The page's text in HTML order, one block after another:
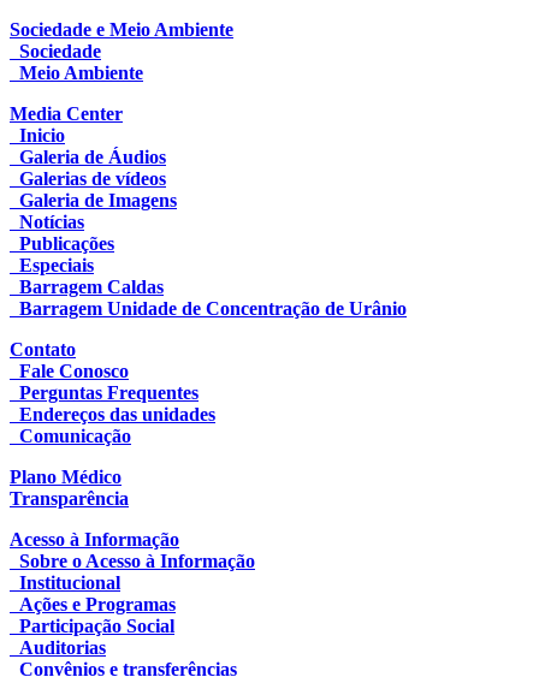
Sociedade e Meio Ambiente
Sociedade
Meio Ambiente
Media Center
Inicio
Galeria de Áudios
Galerias de vídeos
Galeria de Imagens
Notícias
Publicações
Especiais
Barragem Caldas
Barragem Unidade de Concentração de Urânio
Contato
Fale Conosco
Perguntas Frequentes
Endereços das unidades
Comunicação
Plano Médico
Transparência
Acesso à Informação
Sobre o Acesso à Informação
Institucional
Ações e Programas
Participação Social
Auditorias
Convênios e transferências